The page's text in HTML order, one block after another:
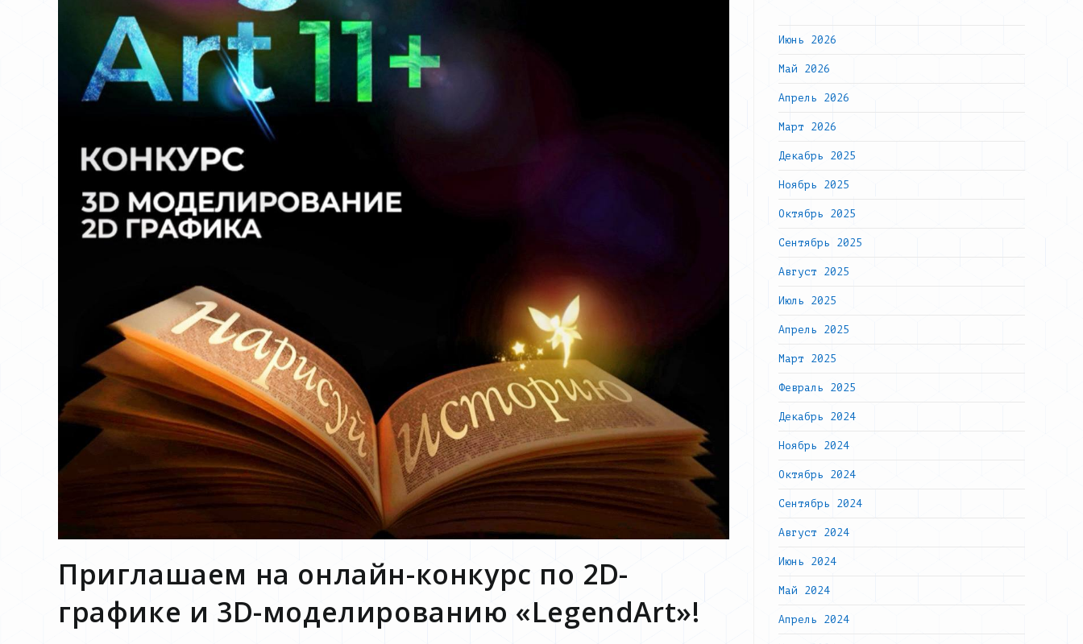
Приглашаем на онлайн-конкурс по 2D-
графике и 3D-моделированию «LegendArt»!
Июнь 2026
Май 2026
Апрель 2026
Март 2026
Декабрь 2025
Ноябрь 2025
Октябрь 2025
Сентябрь 2025
Август 2025
Июль 2025
Апрель 2025
Март 2025
Февраль 2025
Декабрь 2024
Ноябрь 2024
Октябрь 2024
Сентябрь 2024
Август 2024
Июнь 2024
Май 2024
Апрель 2024